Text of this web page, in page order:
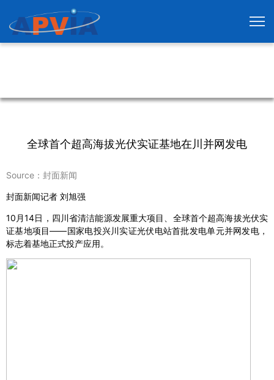
全球首个超高海拔光伏实证基地在川并网发电
Source：封面新闻
封面新闻记者 刘旭强
10月14日，四川省清洁能源发展重大项目、全球首个超高海拔光伏实
证基地项目——国家电投兴川实证光伏电站首批发电单元并网发电，
标志着基地正式投产应用。